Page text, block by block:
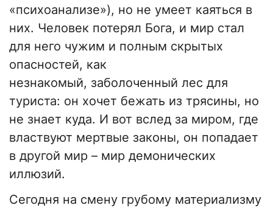
«психоанализе»), но не умеет каяться в
них. Человек потерял Бога, и мир стал
для него чужим и полным скрытых
опасностей, как
незнакомый, заболоченный лес для
туриста: он хочет бежать из трясины, но
не знает куда. И вот вслед за миром, где
властвуют мертвые законы, он попадает
в другой мир – мир демонических
иллюзий.
Сегодня на смену грубому материализму